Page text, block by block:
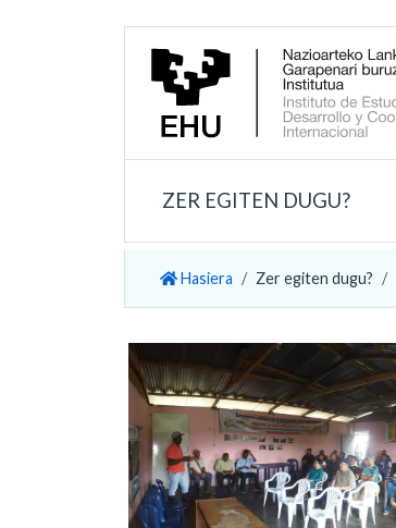
ZER EGITEN DUGU?
Hasiera Zer egiten dugu?